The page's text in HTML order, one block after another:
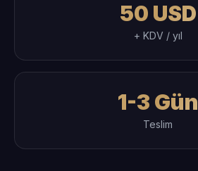
50 USD
+ KDV / yıl
1-3 Gün
Teslim